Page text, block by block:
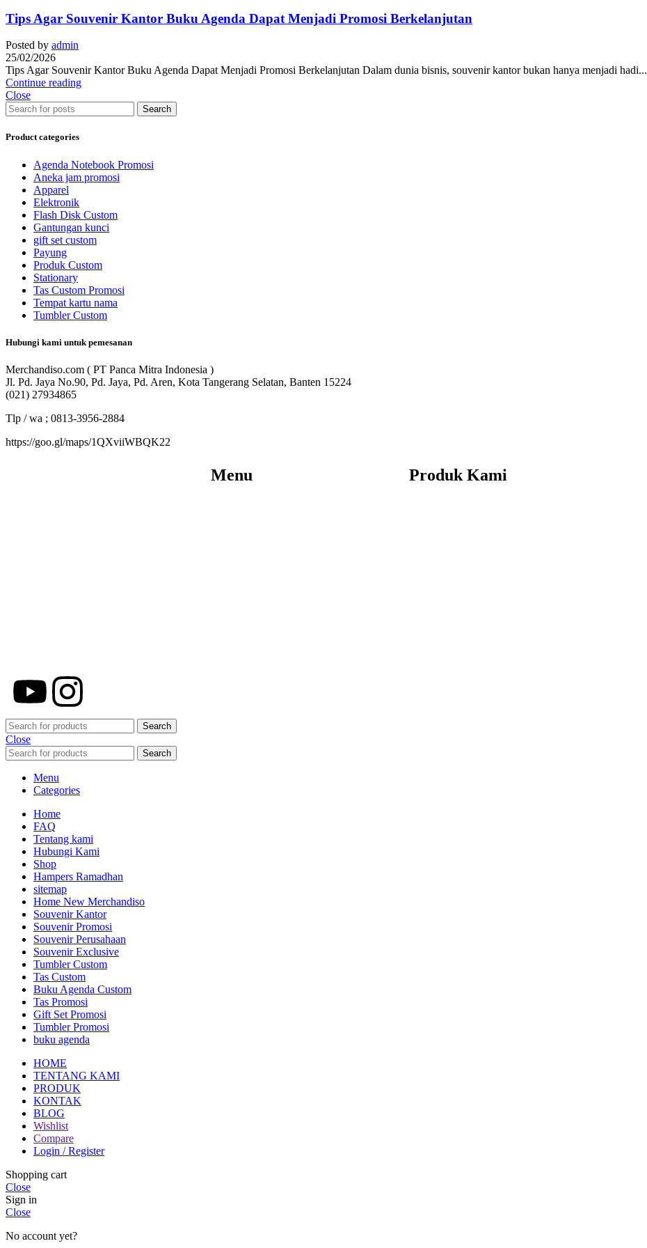
Tips Agar Souvenir Kantor Buku Agenda Dapat Menjadi Promosi Berkelanjutan
Posted by admin
25/02/2026
Tips Agar Souvenir Kantor Buku Agenda Dapat Menjadi Promosi Berkelanjutan Dalam dunia bisnis, souvenir kantor bukan hanya menjadi hadi...
Continue reading
Close
Search
Product categories
Agenda Notebook Promosi
Aneka jam promosi
Apparel
Elektronik
Flash Disk Custom
Gantungan kunci
gift set custom
Payung
Produk Custom
Stationary
Tas Custom Promosi
Tempat kartu nama
Tumbler Custom
Hubungi kami untuk pemesanan
Merchandiso.com ( PT Panca Mitra Indonesia )
Jl. Pd. Jaya No.90, Pd. Jaya, Pd. Aren, Kota Tangerang Selatan, Banten 15224
(021) 27934865
Tlp / wa ; 0813-3956-2884
https://goo.gl/maps/1QXviiWBQK22
Menu Produk Kami
Search
Close
Search
Menu
Categories
Home
FAQ
Tentang kami
Hubungi Kami
Shop
Hampers Ramadhan
sitemap
Home New Merchandiso
Souvenir Kantor
Souvenir Promosi
Souvenir Perusahaan
Souvenir Exclusive
Tumbler Custom
Tas Custom
Buku Agenda Custom
Tas Promosi
Gift Set Promosi
Tumbler Promosi
buku agenda
HOME
TENTANG KAMI
PRODUK
KONTAK
BLOG
Wishlist
Compare
Login / Register
Shopping cart
Close
Sign in
Close
No account yet?